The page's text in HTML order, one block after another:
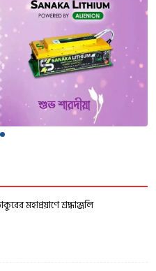
মহাপ্রয়াণে শ্রদ্ধাঞ্জলি